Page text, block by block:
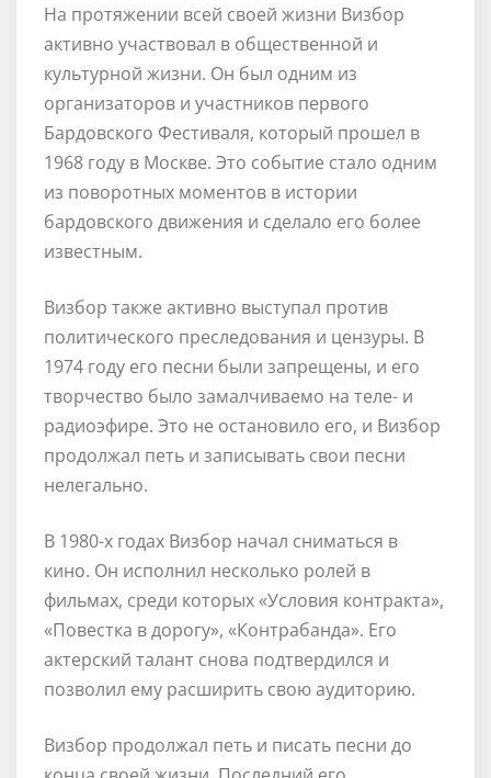
На протяжении всей своей жизни Визбор
активно участвовал в общественной и
культурной жизни. Он был одним из
организаторов и участников первого
Бардовского Фестиваля, который прошел в
1968 году в Москве. Это событие стало одним
из поворотных моментов в истории
бардовского движения и сделало его более
известным.
Визбор также активно выступал против
политического преследования и цензуры. В
1974 году его песни были запрещены, и его
творчество было замалчиваемо на теле- и
радиоэфире. Это не остановило его, и Визбор
продолжал петь и записывать свои песни
нелегально.
В 1980-х годах Визбор начал сниматься в
кино. Он исполнил несколько ролей в
фильмах, среди которых «Условия контракта»,
«Повестка в дорогу», «Контрабанда». Его
актерский талант снова подтвердился и
позволил ему расширить свою аудиторию.
Визбор продолжал петь и писать песни до